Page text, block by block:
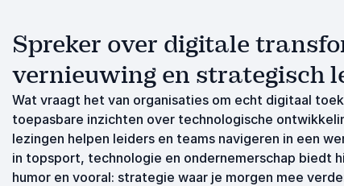
Spreker over digitale
vernieuwing en strategisch
Wat vraagt het van organisaties om echt digitaal
toepasbare inzichten over technologische
lezingen helpen leiders en teams navigeren in een
in topsport, technologie en ondernemerschap biedt
humor en vooral: strategie waar je morgen mee